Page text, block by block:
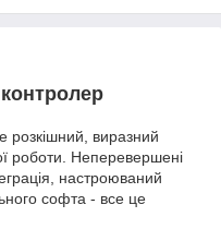
розкішний, виразний
роботи. Неперевершені
настроюваний
софта - все це